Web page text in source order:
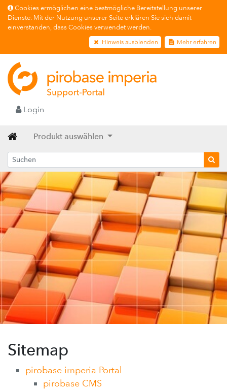
Cookies ermöglichen eine bestmögliche Bereitstellung unserer
Dienste. Mit der Nutzung unserer Seite erklären Sie sich damit
einverstanden, dass Cookies verwendet werden.
Hinweis ausblenden Mehr erfahren
Login
Produkt auswählen
Sitemap
pirobase imperia Portal
pirobase CMS